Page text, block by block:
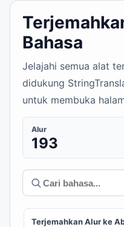
Bahasa
Jelajahi semua alat
didukung
untuk membuka
Alur
193
Terjemahkan Alur ke